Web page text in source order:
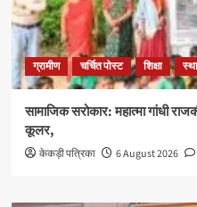
ग्रामीण चर्चित पोस्ट शिक्षा
सामाजिक सरोकार: महात्मा गांधी
कूलर,
केकड़ी पत्रिका 6 August 2026